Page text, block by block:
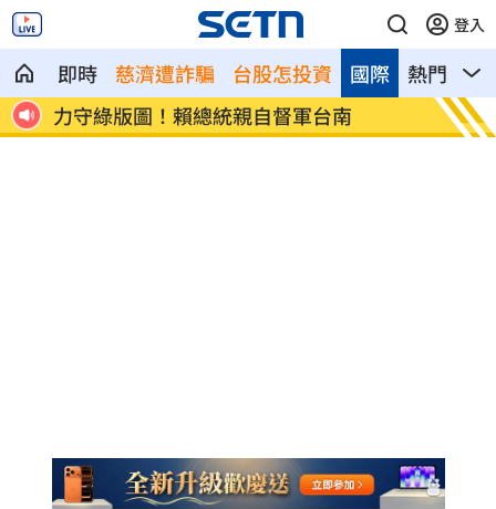
登入
即時 慈濟遭詐騙 台股怎投資 熱門 影
國際
運
力守綠版圖！賴總統親自督軍台南 熊本